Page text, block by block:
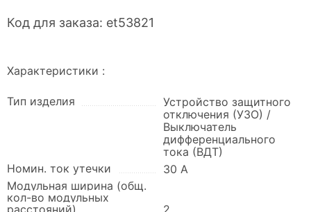
Код для заказа: et53821
Характеристики :
Тип изделия
Устройство защитного
отключения (УЗО) /
Выключатель
дифференциального
тока (ВДТ)
Номин. ток утечки
30 А
Модульная ширина (общ.
кол-во модульных
расстояний)
2